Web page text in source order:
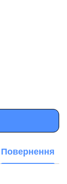
Повернення